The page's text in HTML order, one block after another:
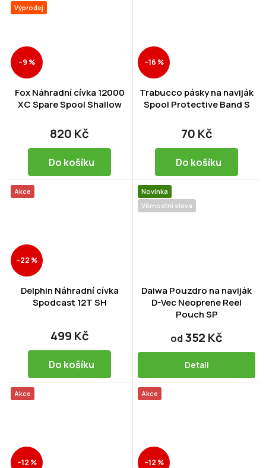
Výprodej
–9 %
Fox Náhradní cívka 12000
XC Spare Spool Shallow
820 Kč
Do košíku
–16 %
Trabucco pásky na naviják
Spool Protective Band S
70 Kč
Do košíku
Akce
–22 %
Delphin Náhradní cívka
Spodcast 12T SH
499 Kč
Do košíku
Novinka
Věrnostní sleva
Daiwa Pouzdro na naviják
D-Vec Neoprene Reel
Pouch SP
od 352 Kč
Detail
Akce
–12 %
Akce
–12 %